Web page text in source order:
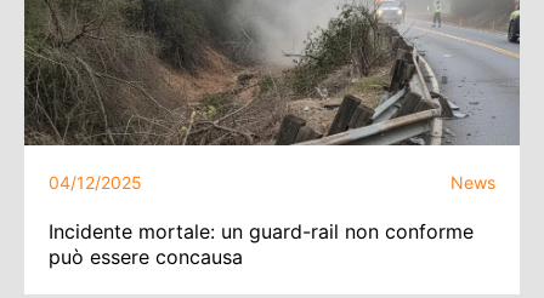
04/12/2025 News
Incidente mortale: un guard-rail non conforme
può essere concausa